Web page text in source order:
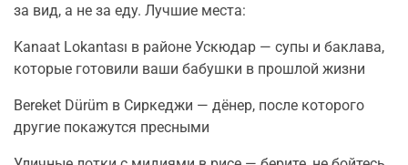
за вид, а не за еду. Лучшие места:
Kanaat Lokantası в районе Ускюдар — супы и баклава,
которые готовили ваши бабушки в прошлой жизни
Bereket Dürüm в Сиркеджи — дёнер, после которого
другие покажутся пресными